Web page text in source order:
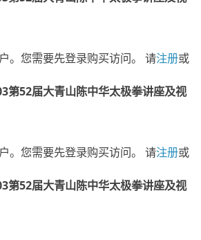
。您需要先登录购买访问。 请注册或
第52届大青山陈中华太极拳讲座及视
。您需要先登录购买访问。 请注册或
第52届大青山陈中华太极拳讲座及视